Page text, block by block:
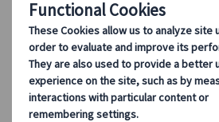
サステナビリティ
DEIB
デジタルツール
当社のデジタルツール
パートナーズモバイルア
サプライヤーポータル
エージェント Web アプリ